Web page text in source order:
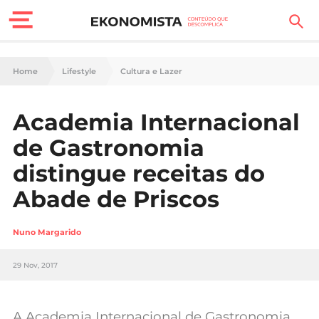
Finanças Pessoais
Carreira
Casa
Lifestyle
Sociedade
Tecnologia
Negócios
Home Lifestyle Cultura e Lazer
Academia Internacional
de Gastronomia
distingue receitas do
Abade de Priscos
Nuno Margarido
29 Nov, 2017